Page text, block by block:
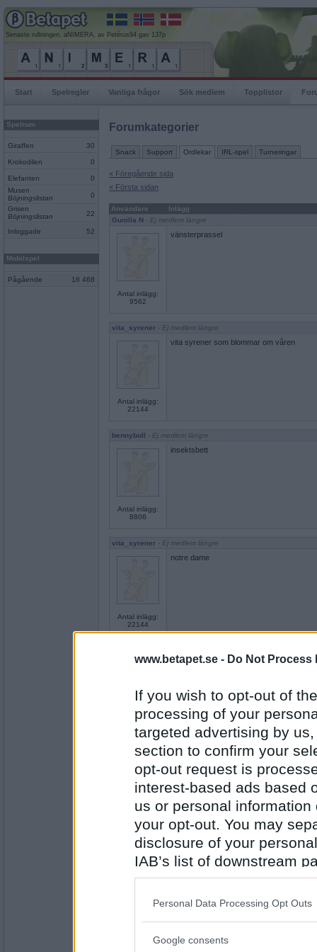
www.betapet.se - Do Not Process
If you wish to opt-out of
processing of your
targeted advertising by
section to confirm your
opt-out request is
interest-based ads based
us or personal
your opt-out. You may
disclosure of your
IAB’s list of downstream
also be disclosed by us
Downstream Participants
Please note that this
Personal Data Processing Opt Outs
Google consents
Senaste rullningen, aNIMERA, av Petérus94 gav 137p
Start Spelregler Vanliga frågor Sök medlem Topplistor
Spelrum
Giraffen 30
Krokodilen 0
Elefanten
0
Musen
Böjningslistan
0
Grisen
Böjningslistan
22
Inloggade 52
Mobilspel
Pågående 18 468
Forumkategorier
Snack Support Ordlekar IRL-spel Turneringar
« Föregående sida
« Första sidan
Användare
Inlägg
Gunilla N - Ej medlem längre
Antal inlägg:
9562
vänsterprassel
vita_syrener - Ej medlem längre
Antal inlägg:
22144
vita syrener som blommar om våren
bennyboll - Ej medlem längre
Antal inlägg:
8806
insektsbett
vita_syrener - Ej medlem längre
Antal inlägg:
22144
notre dame
Antal inlägg:
1408
ormbett
Gunilla N - Ej medlem längre
Antal inlägg:
9562
raseriutbrott
Stor Kvinna- Ej medlem längre
Antal inlägg: 71
arbetsmoral